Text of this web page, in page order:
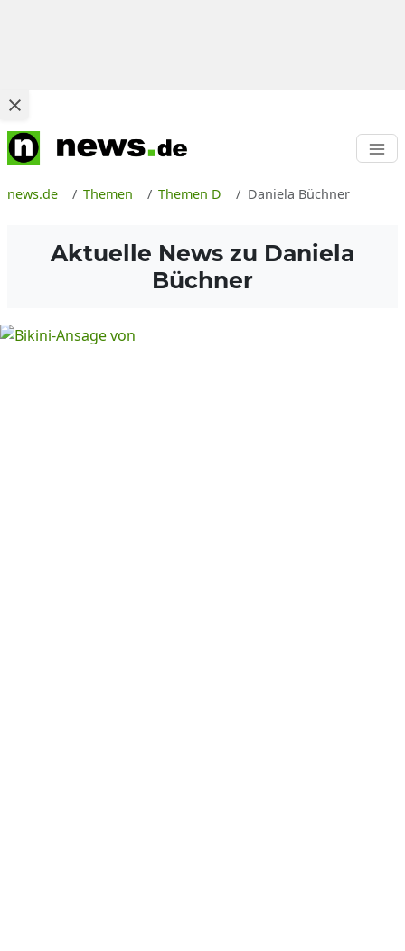
news.de Themen Themen D Daniela Büchner
Aktuelle News zu Daniela
Büchner